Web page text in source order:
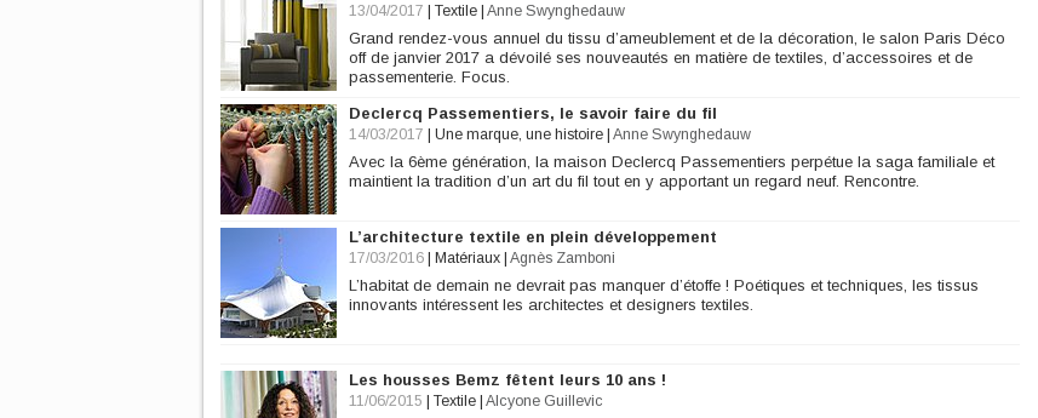
13/04/2017 Textile Anne Swynghedauw
Grand rendez-vous annuel du tissu d’ameublement et de la décoration, le salon Paris Déco
off de janvier 2017 a dévoilé ses nouveautés en matière de textiles, d’accessoires et de
passementerie. Focus.
Declercq Passementiers, le savoir faire du fil
14/03/2017 Une marque, une histoire Anne Swynghedauw
Avec la 6ème génération, la maison Declercq Passementiers perpétue la saga familiale et
maintient la tradition d’un art du fil tout en y apportant un regard neuf. Rencontre.
L’architecture textile en plein développement
17/03/2016 Matériaux Agnès Zamboni
L’habitat de demain ne devrait pas manquer d’étoffe ! Poétiques et techniques, les tissus
innovants intéressent les architectes et designers textiles.
Les housses Bemz fêtent leurs 10 ans !
11/06/2015 Textile Alcyone Guillevic